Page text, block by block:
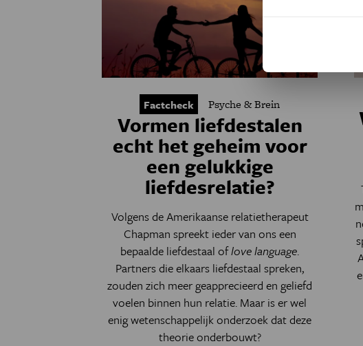
Factcheck Psyche & Brein
Vormen liefdestalen
echt het geheim voor
een gelukkige
liefdesrelatie?
Volgens de Amerikaanse relatietherapeut
Chapman spreekt ieder van ons een
bepaalde liefdestaal oflove language.
Partners die elkaars liefdestaal spreken,
zouden zich meer geapprecieerd en geliefd
voelen binnen hun relatie. Maar is er wel
enig wetenschappelijk onderzoek dat deze
theorie onderbouwt?